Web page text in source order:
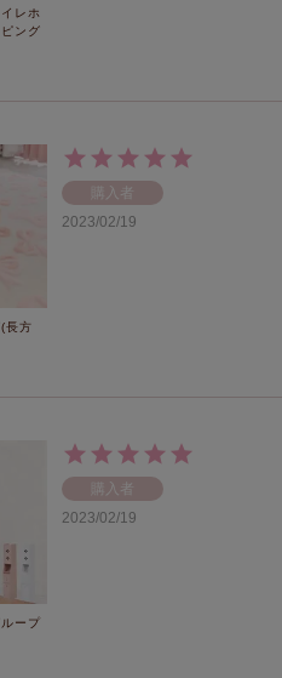
レホ
ング
長方
購入者
2023/02/19
ループ
購入者
2023/02/19